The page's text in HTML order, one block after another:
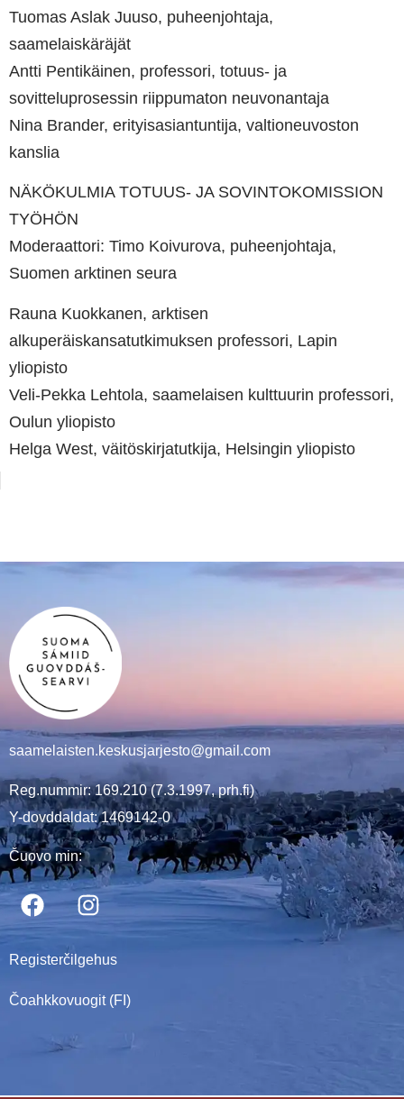
Tuomas Aslak Juuso, puheenjohtaja,
saamelaiskäräjät
Antti Pentikäinen, professori, totuus- ja
sovitteluprosessin riippumaton neuvonantaja
Nina Brander, erityisasiantuntija, valtioneuvoston
kanslia
NÄKÖKULMIA TOTUUS- JA SOVINTOKOMISSION
TYÖHÖN
Moderaattori: Timo Koivurova, puheenjohtaja,
Suomen arktinen seura
Rauna Kuokkanen, arktisen
alkuperäiskansatutkimuksen professori, Lapin
yliopisto
Veli-Pekka Lehtola, saamelaisen kulttuurin professori,
Oulun yliopisto
Helga West, väitöskirjatutkija, Helsingin yliopisto
saamelaisten.keskusjarjesto@gmail.com
Reg.nummir: 169.210 (7.3.1997, prh.fi)
Y-dovddaldat: 1469142-0
Čuovo min:
Registerčilgehus
Čoahkkovuogit (FI)